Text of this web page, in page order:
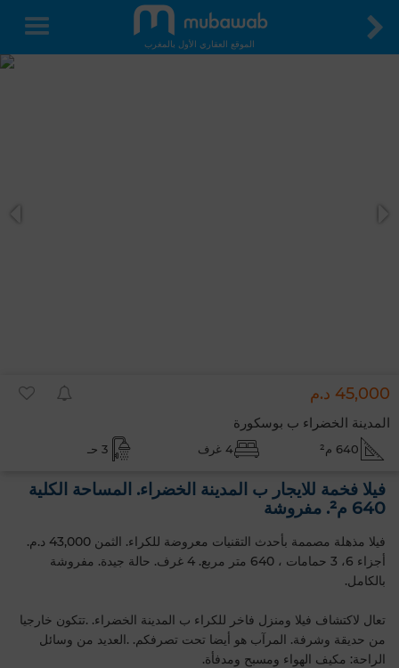
الموقع العقاري الأول بالمغرب
45,000 د.م
المدينة الخضراء ب بوسكورة
640 م² 4 غرف 3 حـ
فيلا فخمة للايجار ب المدينة الخضراء. المساحة الكلية
640 م². مفروشة
فيلا مذهلة مصممة بأحدث التقنيات معروضة للكراء. الثمن 43,000 د.م.
أجزاء 6، 3 حمامات ، 640 متر مربع. 4 غرف. حالة جيدة. مفروشة
بالكامل.
تعال لاكتشاف فيلا ومنزل فاخر للكراء ب المدينة الخضراء. .تتكون خارجيا
من حديقة وشرفة. المرآب هو أيضا تحت تصرفكم. .العديد من وسائل
الراحة: مكيف الهواء ومسبح ومدفأة.